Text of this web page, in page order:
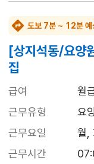
도보 7분 ~ 12분 예
[상지석동/요양
집
급여
월
근무유형
요
근무요일
월,
근무시간